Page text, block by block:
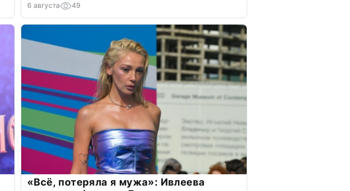
6 августа 49
«Всё, потеряла я мужа»: Ивлеева